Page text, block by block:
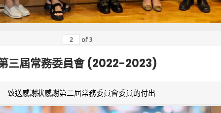
of 3
三屆常務委員會 (2022-2023)
致送感謝狀感謝第二屆常務委員會委員的付出